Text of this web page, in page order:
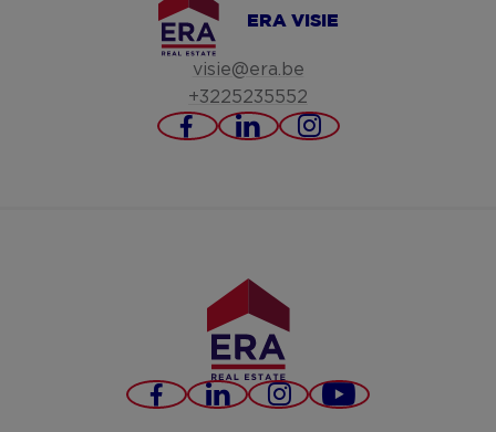
ERA VISIE
visie@era.be
+3225235552
https://https://https://
Facebook
LinkedInInstagramYouTube